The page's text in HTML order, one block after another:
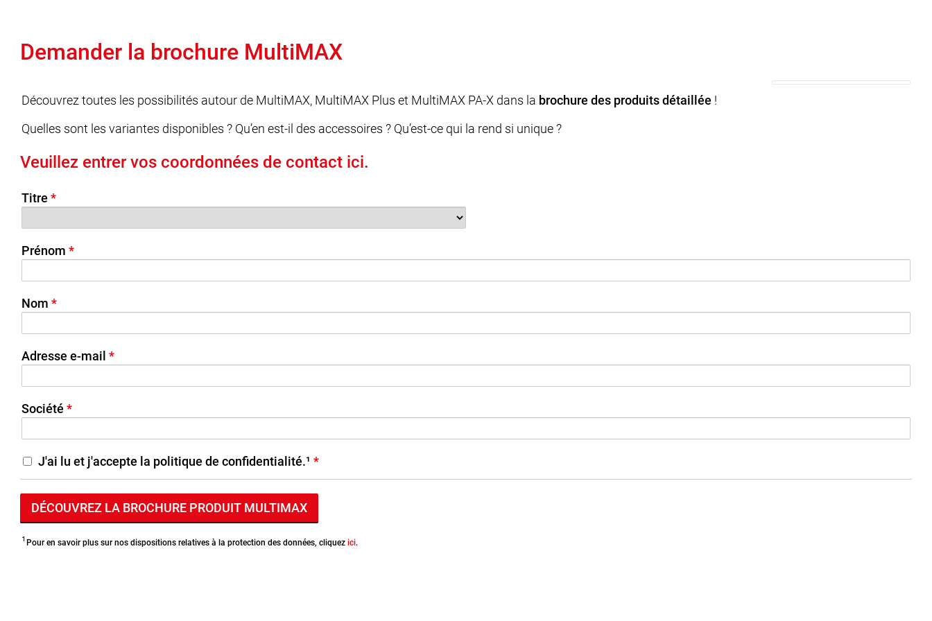
Demander la brochure MultiMAX
Découvrez toutes les possibilités autour de MultiMAX, MultiMAX Plus et MultiMAX PA-X dans la brochure des produits détaillée !
Quelles sont les variantes disponibles ? Qu’en est-il des accessoires ? Qu’est-ce qui la rend si unique ?
Veuillez entrer vos coordonnées de contact ici.
Titre
Prénom
Nom
Adresse e-mail
Société
J'ai lu et j'accepte la politique de confidentialité.¹
¹ Pour en savoir plus sur nos dispositions relatives à la protection des données, cliquez ici.